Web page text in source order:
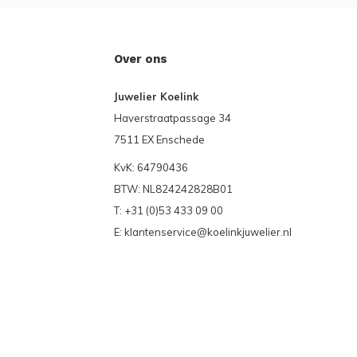
Over ons
Juwelier Koelink
Haverstraatpassage 34
7511 EX Enschede
KvK: 64790436
BTW: NL824242828B01
T: +31 (0)53 433 09 00
E: klantenservice@koelinkjuwelier.nl